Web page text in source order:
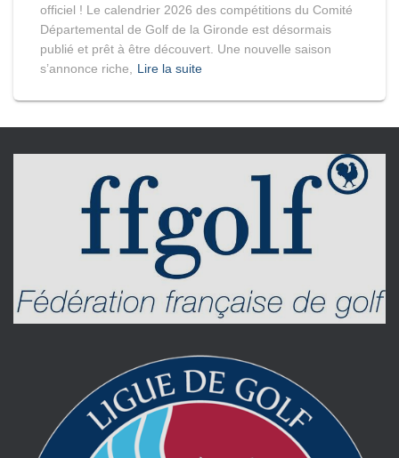
officiel ! Le calendrier 2026 des compétitions du Comité
Départemental de Golf de la Gironde est désormais
publié et prêt à être découvert. Une nouvelle saison
s’annonce riche, Lire la suite